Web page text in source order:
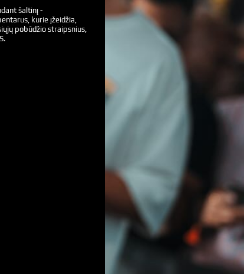
šaltinį -
kurie įžeidžia,
pobūdžio straipsnius,